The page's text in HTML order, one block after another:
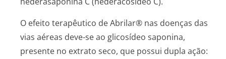
O efeito terapêutico de Abrilar® nas doenças das
vias aéreas deve-se ao glicosídeo saponina,
presente no extrato seco, que possui dupla ação: